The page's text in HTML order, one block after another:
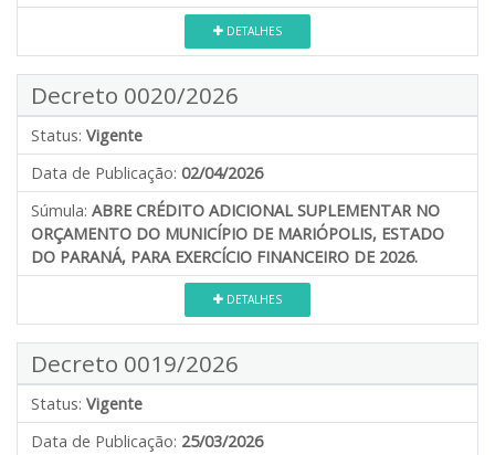
DETALHES
Decreto 0020/2026
Status: Vigente
Data de Publicação: 02/04/2026
Súmula: ABRE CRÉDITO ADICIONAL SUPLEMENTAR NO
ORÇAMENTO DO MUNICÍPIO DE MARIÓPOLIS, ESTADO
DO PARANÁ, PARA EXERCÍCIO FINANCEIRO DE 2026.
DETALHES
Decreto 0019/2026
Status: Vigente
Data de Publicação: 25/03/2026